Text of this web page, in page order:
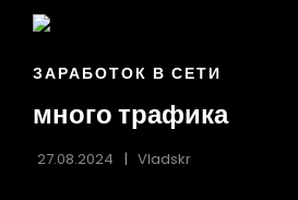
ССЫЛКИ
ЗАРАБОТОК В СЕТИ
много трафика
27.08.2024 Vladskr